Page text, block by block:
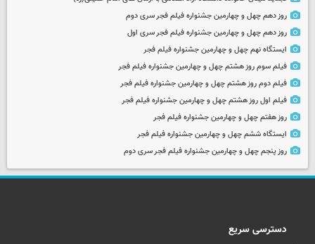
روز دهم چهل و چهارمین جشنواره فیلم فجر سری دوم
روز دهم چهل و چهارمین جشنواره فیلم فجر سری اول
ایستگاه نهم چهل و چهارمین جشنواره فیلم فجر
فیلم سوم روز هشتم چهل و چهارمین جشنواره فیلم فجر
فیلم دوم روز هشتم چهل و چهارمین جشنواره فیلم فجر
فیلم اول روز هشتم چهل و چهارمین جشنواره فیلم فجر
روز هفتم چهل و چهارمین جشنواره فیلم فجر
ایستگاه ششم چهل و چهارمین جشنواره فیلم فجر
روز پنجم چهل و چهارمین جشنواره فیلم فجر سری دوم
دسترسی سریع